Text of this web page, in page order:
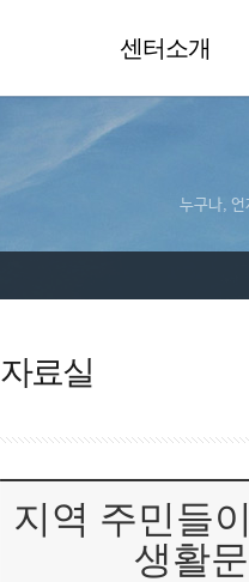
센터소개
누구나, 언
자료실
지역 주민들
생활